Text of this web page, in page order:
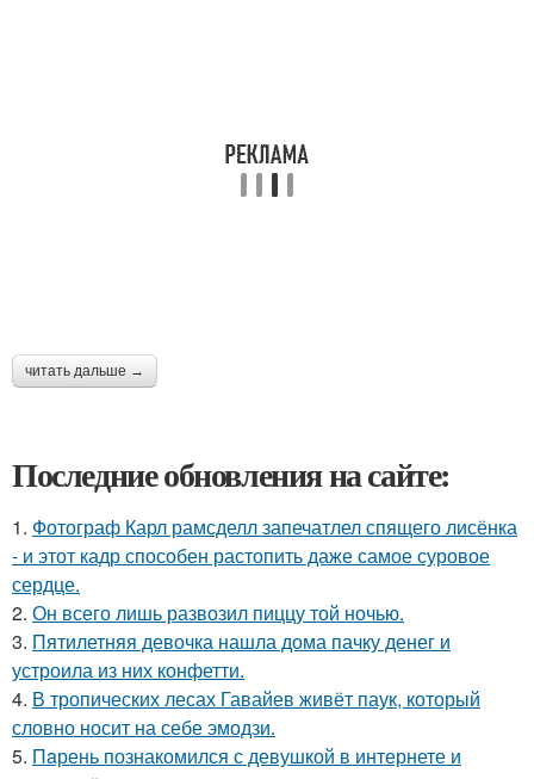
читать дальше →
Последние обновления на сайте:
1. Фотограф Карл рамсделл запечатлел спящего лисёнка
- и этот кадр способен растопить даже самое суровое
сердце.
2. Он всего лишь развозил пиццу той ночью.
3. Пятилетняя девочка нашла дома пачку денег и
устроила из них конфетти.
4. В тропических лесах Гавайев живёт паук, который
словно носит на себе эмодзи.
5. Пaрень познакомился с девушкой в интернете и